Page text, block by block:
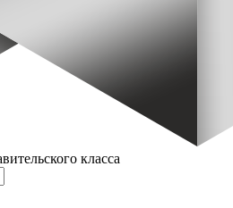
класса